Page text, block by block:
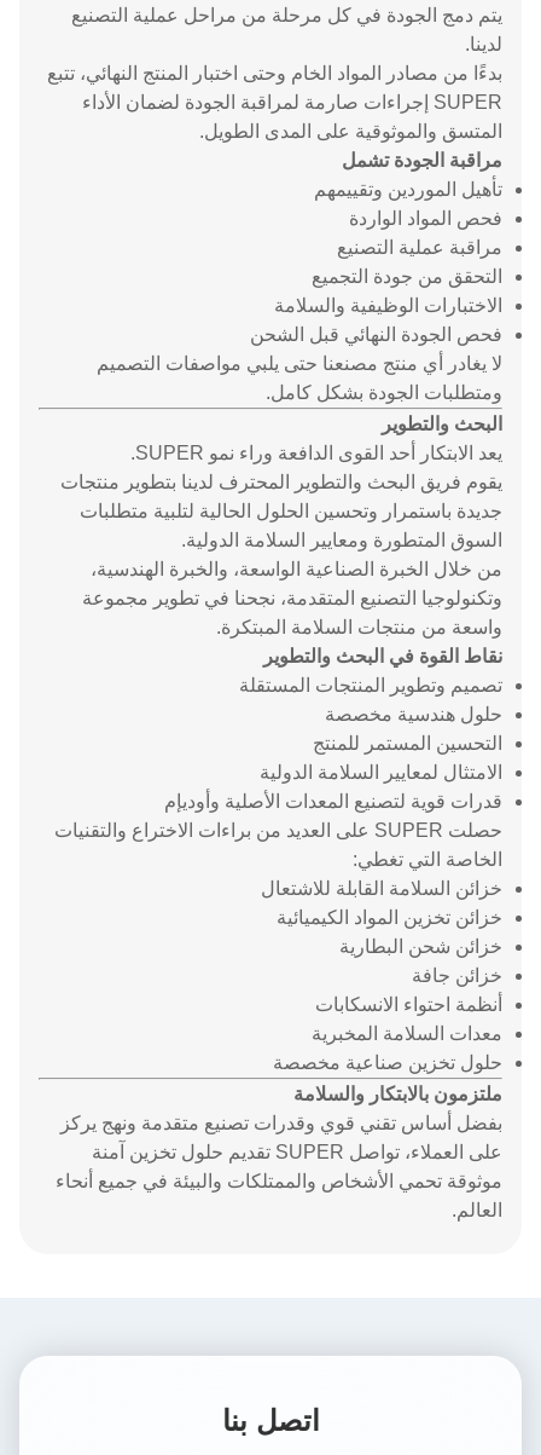
يتم دمج الجودة في كل مرحلة من مراحل عملية التصنيع
لدينا.
بدءًا من مصادر المواد الخام وحتى اختبار المنتج النهائي، تتبع
SUPER إجراءات صارمة لمراقبة الجودة لضمان الأداء
المتسق والموثوقية على المدى الطويل.
مراقبة الجودة تشمل
تأهيل الموردين وتقييمهم
فحص المواد الواردة
مراقبة عملية التصنيع
التحقق من جودة التجميع
الاختبارات الوظيفية والسلامة
فحص الجودة النهائي قبل الشحن
لا يغادر أي منتج مصنعنا حتى يلبي مواصفات التصميم
ومتطلبات الجودة بشكل كامل.
البحث والتطوير
يعد الابتكار أحد القوى الدافعة وراء نمو SUPER.
يقوم فريق البحث والتطوير المحترف لدينا بتطوير منتجات
جديدة باستمرار وتحسين الحلول الحالية لتلبية متطلبات
السوق المتطورة ومعايير السلامة الدولية.
من خلال الخبرة الصناعية الواسعة، والخبرة الهندسية،
وتكنولوجيا التصنيع المتقدمة، نجحنا في تطوير مجموعة
واسعة من منتجات السلامة المبتكرة.
نقاط القوة في البحث والتطوير
تصميم وتطوير المنتجات المستقلة
حلول هندسية مخصصة
التحسين المستمر للمنتج
الامتثال لمعايير السلامة الدولية
قدرات قوية لتصنيع المعدات الأصلية وأوديإم
حصلت SUPER على العديد من براءات الاختراع والتقنيات
الخاصة التي تغطي:
خزائن السلامة القابلة للاشتعال
خزائن تخزين المواد الكيميائية
خزائن شحن البطارية
خزائن جافة
أنظمة احتواء الانسكابات
معدات السلامة المخبرية
حلول تخزين صناعية مخصصة
ملتزمون بالابتكار والسلامة
بفضل أساس تقني قوي وقدرات تصنيع متقدمة ونهج يركز
على العملاء، تواصل SUPER تقديم حلول تخزين آمنة
موثوقة تحمي الأشخاص والممتلكات والبيئة في جميع أنحاء
العالم.
اتصل بنا